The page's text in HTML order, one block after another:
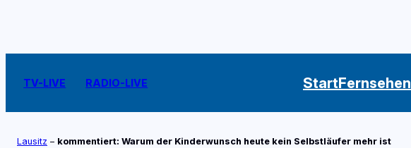
springen
TV-LIVE RADIO-LIVE StartFernsehen
Lausitz – kommentiert: Warum der Kinderwunsch heute kein Selbstläufer mehr ist